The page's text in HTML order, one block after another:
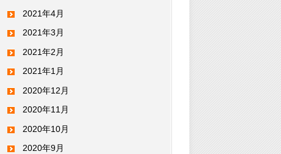
2021年4月
2021年3月
2021年2月
2021年1月
2020年12月
2020年11月
2020年10月
2020年9月